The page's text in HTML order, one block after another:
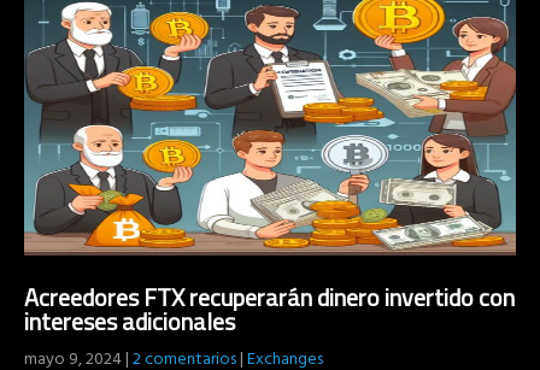
Acreedores FTX recuperarán dinero invertido con
intereses adicionales
mayo 9, 2024|2 comentarios|Exchanges